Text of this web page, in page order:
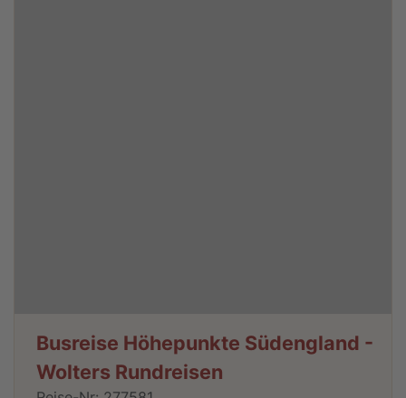
Busreise Höhepunkte Südengland -
Wolters Rundreisen